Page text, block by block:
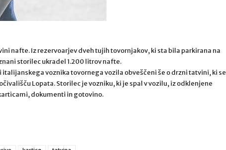
nafte. Iz rezervoarjev dveh tujih tovornjakov, ki sta bila parkirana na
storilec ukradel 1.200 litrov nafte.
voznika tovornega vozila obveščeni še o drzni tatvini, ki se
Lopata. Storilec je vozniku, ki je spal v vozilu, iz odklenjene
dokumenti in gotovino.